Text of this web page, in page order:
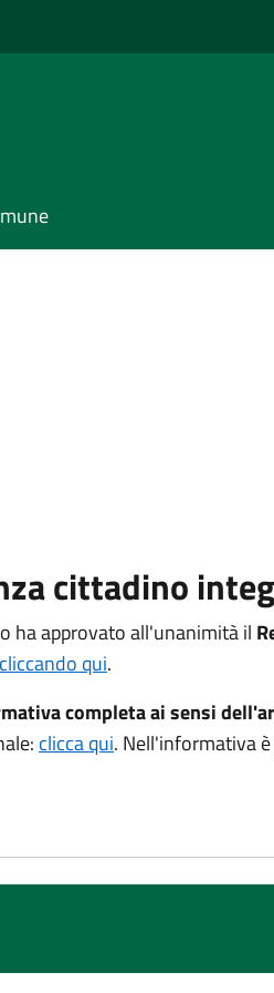
cittadino
ha approvato all'unanimità il
cliccando qui.
completa ai sensi
clicca qui. Nell'informativa